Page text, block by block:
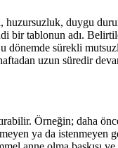
huzursuzluk, duygu
bir tablonun adı.
dönemde sürekli
uzun süredir
Örneğin; daha
ya da istenmeyen